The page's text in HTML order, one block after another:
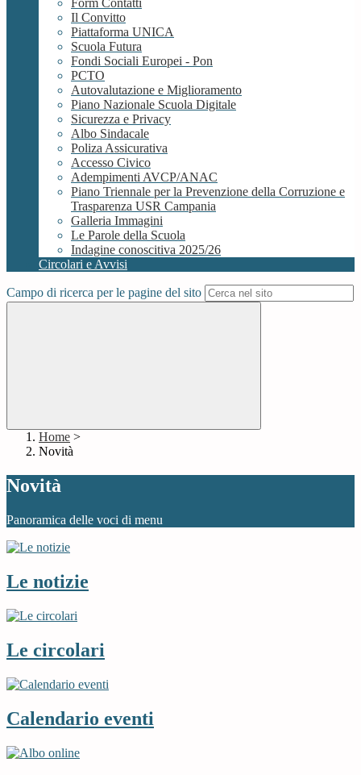
Form Contatti
Il Convitto
Piattaforma UNICA
Scuola Futura
Fondi Sociali Europei - Pon
PCTO
Autovalutazione e Miglioramento
Piano Nazionale Scuola Digitale
Sicurezza e Privacy
Albo Sindacale
Poliza Assicurativa
Accesso Civico
Adempimenti AVCP/ANAC
Piano Triennale per la Prevenzione della Corruzione e
Trasparenza USR Campania
Galleria Immagini
Le Parole della Scuola
Indagine conoscitiva 2025/26
Circolari e Avvisi
Campo di ricerca per le pagine del sito
Home >
Novità
Novità
Panoramica delle voci di menu
Le notizie
Le circolari
Calendario eventi